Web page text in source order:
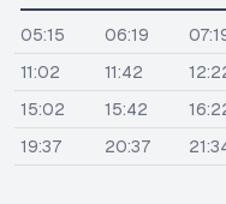
05:15 06:19
11:02
11:42
15:02
15:42
19:37
20:37